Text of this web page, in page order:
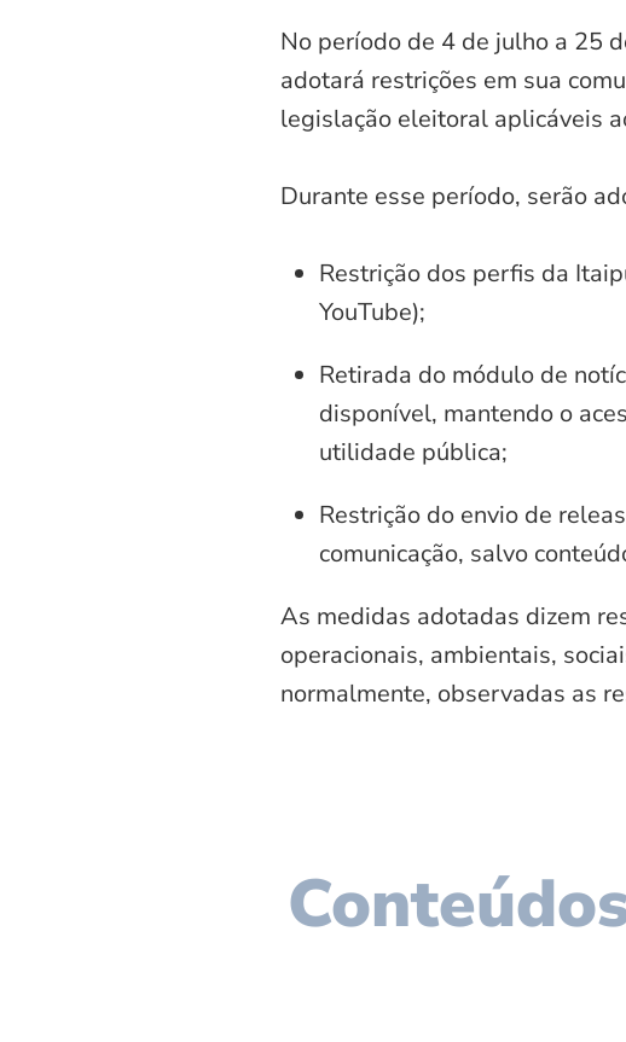
No período de 4 de julho a 25
adotará restrições em sua
legislação eleitoral aplicáveis
Durante esse período, serão
Restrição dos perfis da
YouTube);
Retirada do módulo de
disponível, mantendo o
utilidade pública;
Restrição do envio de
comunicação, salvo
As medidas adotadas dizem
operacionais, ambientais,
normalmente, observadas as